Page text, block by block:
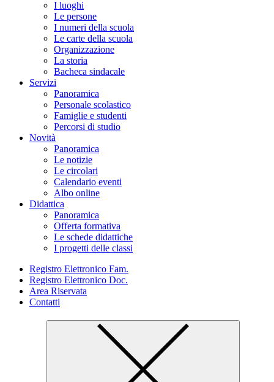
I luoghi
Le persone
I numeri della scuola
Le carte della scuola
Organizzazione
La storia
Bacheca sindacale
Servizi
Panoramica
Personale scolastico
Famiglie e studenti
Percorsi di studio
Novità
Panoramica
Le notizie
Le circolari
Calendario eventi
Albo online
Didattica
Panoramica
Offerta formativa
Le schede didattiche
I progetti delle classi
Registro Elettronico Fam.
Registro Elettronico Doc.
Area Riservata
Contatti